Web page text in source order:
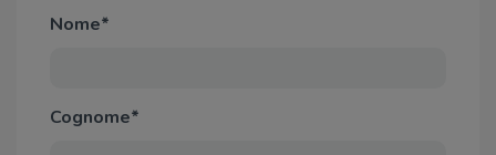
Nome*
Cognome*